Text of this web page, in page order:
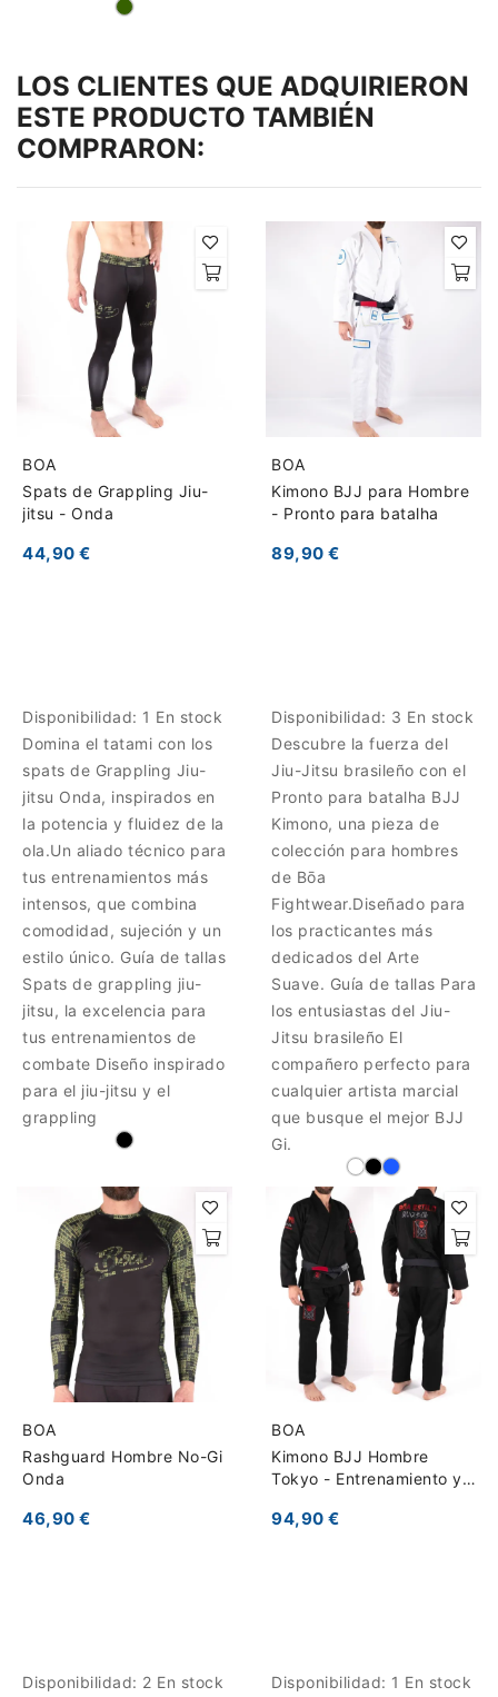
LOS CLIENTES QUE ADQUIRIERON
ESTE PRODUCTO TAMBIÉN
COMPRARON:
BOA
Spats de Grappling Jiu-
jitsu - Onda
44,90 €
Disponibilidad: 1 En stock
Domina el tatami con los
spats de Grappling Jiu-
jitsu Onda, inspirados en
la potencia y fluidez de la
ola.Un aliado técnico para
tus entrenamientos más
intensos, que combina
comodidad, sujeción y un
estilo único. Guía de tallas
Spats de grappling jiu-
jitsu, la excelencia para
tus entrenamientos de
combate Diseño inspirado
para el jiu-jitsu y el
grappling
BOA
Kimono BJJ para Hombre
- Pronto para batalha
89,90 €
Disponibilidad: 3 En stock
Descubre la fuerza del
Jiu-Jitsu brasileño con el
Pronto para batalha BJJ
Kimono, una pieza de
colección para hombres
de Bōa
Fightwear.Diseñado para
los practicantes más
dedicados del Arte
Suave. Guía de tallas Para
los entusiastas del Jiu-
Jitsu brasileño El
compañero perfecto para
cualquier artista marcial
que busque el mejor BJJ
Gi.
BOA
Rashguard Hombre No-Gi
Onda
46,90 €
Disponibilidad: 2 En stock
BOA
Kimono BJJ Hombre
Tokyo - Entrenamiento y
94,90 €
Disponibilidad: 1 En stock